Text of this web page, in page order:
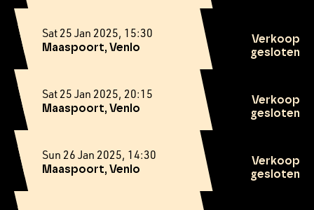
Sat 25 Jan 2025, 15:30
Maaspoort, Venlo
Verkoop
gesloten
Sat 25 Jan 2025, 20:15
Maaspoort, Venlo
Verkoop
gesloten
Sun 26 Jan 2025, 14:30
Maaspoort, Venlo
Verkoop
gesloten